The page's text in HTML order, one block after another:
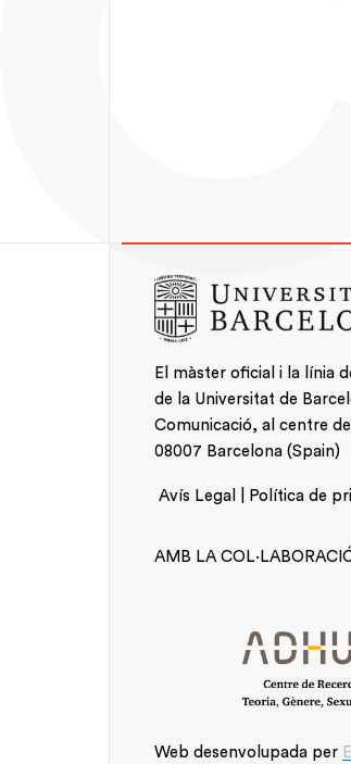
El màster oficial i la línia
de la Universitat de
Comunicació, al centre
08007 Barcelona (Spain)
Avís Legal | Política de
AMB LA
Web desenvolupada per